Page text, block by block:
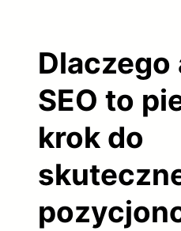
Dlaczego
SEO to
krok do